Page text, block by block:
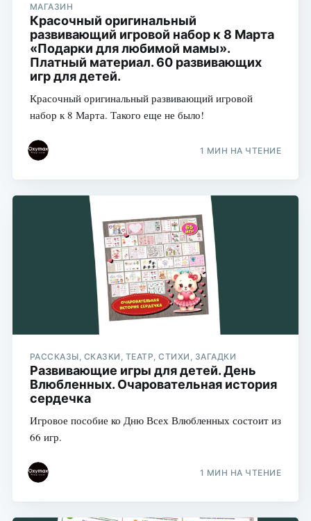
МАГАЗИН
Красочный оригинальный
развивающий игровой набор к 8 Марта
«Подарки для любимой мамы».
Платный материал. 60 развивающих
игр для детей.
Красочный оригинальный развивающий игровой
набор к 8 Марта. Такого еще не было!
1 МИН НА ЧТЕНИЕ
РАССКАЗЫ, СКАЗКИ, ТЕАТР, СТИХИ, ЗАГАДКИ
Развивающие игры для детей. День
Влюбленных. Очаровательная история
сердечка
Игровое пособие ко Дню Всех Влюбленных состоит из
66 игр.
1 МИН НА ЧТЕНИЕ